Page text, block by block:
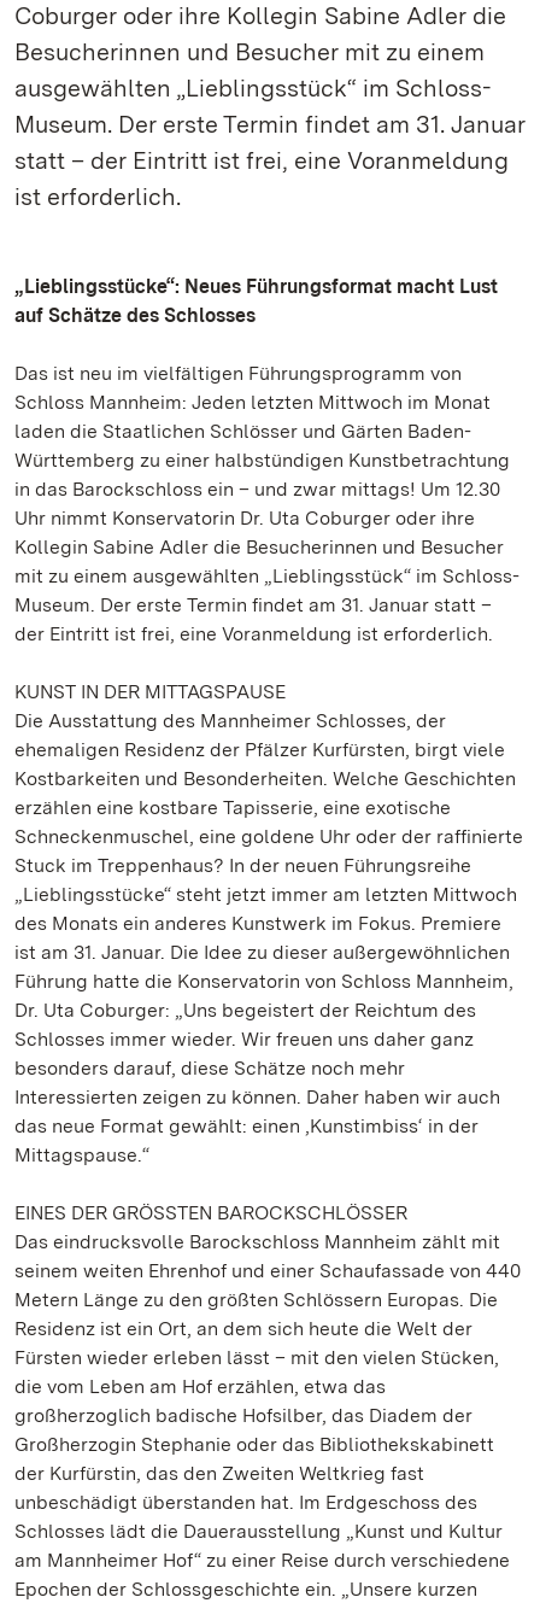
Coburger oder ihre Kollegin Sabine Adler die
Besucherinnen und Besucher mit zu einem
ausgewählten „Lieblingsstück“ im Schloss-
Museum. Der erste Termin findet am 31. Januar
statt – der Eintritt ist frei, eine Voranmeldung
ist erforderlich.
„Lieblingsstücke“: Neues Führungsformat macht Lust
auf Schätze des Schlosses
Das ist neu im vielfältigen Führungsprogramm von
Schloss Mannheim: Jeden letzten Mittwoch im Monat
laden die Staatlichen Schlösser und Gärten Baden-
Württemberg zu einer halbstündigen Kunstbetrachtung
in das Barockschloss ein – und zwar mittags! Um 12.30
Uhr nimmt Konservatorin Dr. Uta Coburger oder ihre
Kollegin Sabine Adler die Besucherinnen und Besucher
mit zu einem ausgewählten „Lieblingsstück“ im Schloss-
Museum. Der erste Termin findet am 31. Januar statt –
der Eintritt ist frei, eine Voranmeldung ist erforderlich.
KUNST IN DER MITTAGSPAUSE
Die Ausstattung des Mannheimer Schlosses, der
ehemaligen Residenz der Pfälzer Kurfürsten, birgt viele
Kostbarkeiten und Besonderheiten. Welche Geschichten
erzählen eine kostbare Tapisserie, eine exotische
Schneckenmuschel, eine goldene Uhr oder der raffinierte
Stuck im Treppenhaus? In der neuen Führungsreihe
„Lieblingsstücke“ steht jetzt immer am letzten Mittwoch
des Monats ein anderes Kunstwerk im Fokus. Premiere
ist am 31. Januar. Die Idee zu dieser außergewöhnlichen
Führung hatte die Konservatorin von Schloss Mannheim,
Dr. Uta Coburger: „Uns begeistert der Reichtum des
Schlosses immer wieder. Wir freuen uns daher ganz
besonders darauf, diese Schätze noch mehr
Interessierten zeigen zu können. Daher haben wir auch
das neue Format gewählt: einen ‚Kunstimbiss‘ in der
Mittagspause.“
EINES DER GRÖSSTEN BAROCKSCHLÖSSER
Das eindrucksvolle Barockschloss Mannheim zählt mit
seinem weiten Ehrenhof und einer Schaufassade von 440
Metern Länge zu den größten Schlössern Europas. Die
Residenz ist ein Ort, an dem sich heute die Welt der
Fürsten wieder erleben lässt – mit den vielen Stücken,
die vom Leben am Hof erzählen, etwa das
großherzoglich badische Hofsilber, das Diadem der
Großherzogin Stephanie oder das Bibliothekskabinett
der Kurfürstin, das den Zweiten Weltkrieg fast
unbeschädigt überstanden hat. Im Erdgeschoss des
Schlosses lädt die Dauerausstellung „Kunst und Kultur
am Mannheimer Hof“ zu einer Reise durch verschiedene
Epochen der Schlossgeschichte ein. „Unsere kurzen